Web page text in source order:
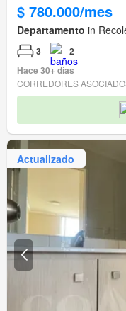
$ 780.000/mes
Departamento in
3
2
Hace 30+ días
CORREDORES
Actualizado